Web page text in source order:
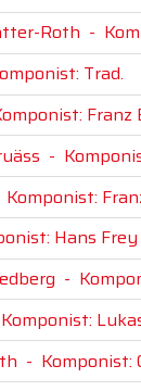
Roth -
Trad.
Franz
-
Komponist:
Hans Frey
-
Komponist:
- Komponist: